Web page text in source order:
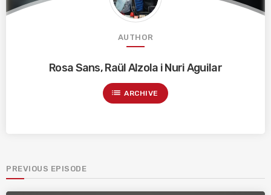
AUTHOR
Rosa Sans, Raül Alzola i Nuri Aguilar
list ARCHIVE
PREVIOUS EPISODE